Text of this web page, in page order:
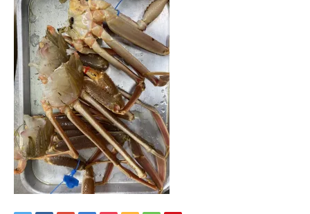
content/themes/kadan_tcd056/single.php
Warning: Attempt to read property "name" on null in
/home/sentakuya/charoku.jp/public_html/wp-
content/themes/kadan_tcd056/single.php